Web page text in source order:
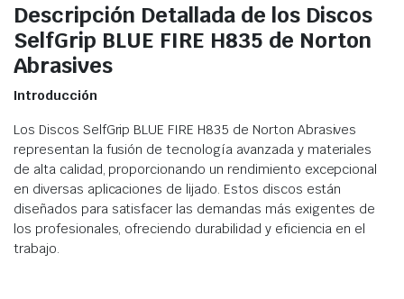
Descripción Detallada de los Discos
SelfGrip BLUE FIRE H835 de Norton
Abrasives
Introducción
Los Discos SelfGrip BLUE FIRE H835 de Norton Abrasives
representan la fusión de tecnología avanzada y materiales
de alta calidad, proporcionando un rendimiento excepcional
en diversas aplicaciones de lijado. Estos discos están
diseñados para satisfacer las demandas más exigentes de
los profesionales, ofreciendo durabilidad y eficiencia en el
trabajo.